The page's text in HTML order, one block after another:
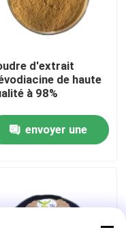
d'extrait
de haute
à 98%
envoyer une